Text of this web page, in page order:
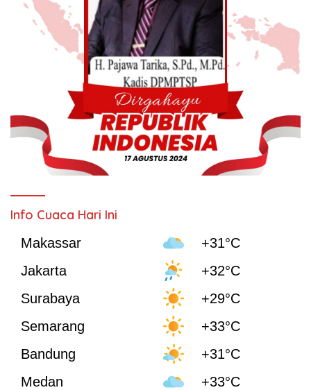
Info Cuaca Hari Ini
Makassar
+31°C
Jakarta
+32°C
Surabaya
+29°C
Semarang
+33°C
Bandung
+31°C
Medan
+33°C